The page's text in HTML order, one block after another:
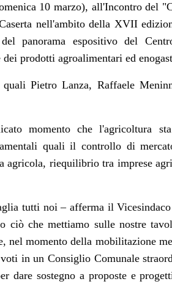
10 marzo), all'Incontro del
nell'ambito della XVII
panorama espositivo del
prodotti agroalimentari ed
Pietro Lanza, Raffaele
momento che l'agricoltura
quali il controllo di
riequilibrio tra imprese
tutti noi – afferma il
ciò che mettiamo sulle nostre
nel momento della mobilitazione
in un Consiglio Comunale
dare sostegno a proposte e